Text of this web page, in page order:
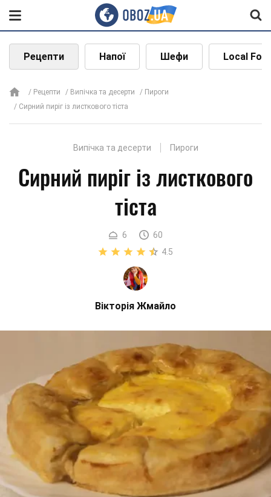
Рецепти Напої Шефи Local
Рецепти Випічка та десерти
Пироги
Сирний пиріг із листкового тіста
Випічка та десерти Пироги
Сирний пиріг із листкового
тіста
6
60
4.5
Вікторія Жмайло